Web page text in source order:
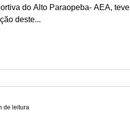
do Alto Paraopeba- AEA, teve
deste...
de leitura